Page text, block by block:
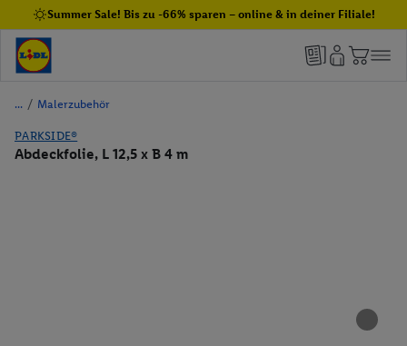
Summer Sale! Bis zu -66% sparen – online & in deiner Filiale!
/ Malerzubehör
PARKSIDE®
Abdeckfolie, L 12,5 x B 4 m